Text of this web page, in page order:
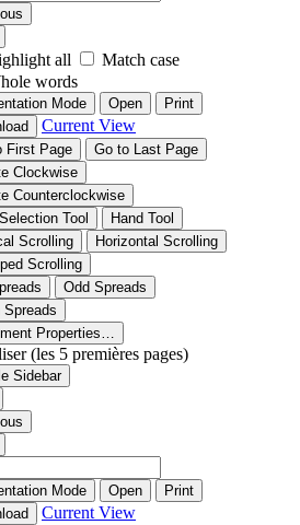
all
Match case
words
Mode Open
Print
Current View
First Page
Go to Last Page
Clockwise
Counterclockwise
Tool
Hand Tool
Scrolling
Horizontal Scrolling
Scrolling
Odd Spreads
Spreads
Properties…
(les 5 premières pages)
Sidebar
Mode Open
Print
Current View